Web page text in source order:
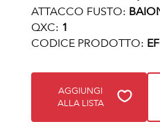
ATTACCO FUSTO:
QXC: 1
CODICE PRODOTTO:
AGGIUNGI
ALLA LISTA